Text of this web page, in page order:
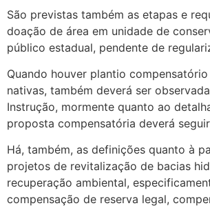
São previstas também as etapas e
doação de área em unidade de
público estadual, pendente de
Quando houver plantio
nativas, também deverá ser
Instrução, mormente quanto ao
proposta compensatória deverá
Há, também, as definições quanto à
projetos de revitalização de bacias
recuperação ambiental,
compensação de reserva legal,